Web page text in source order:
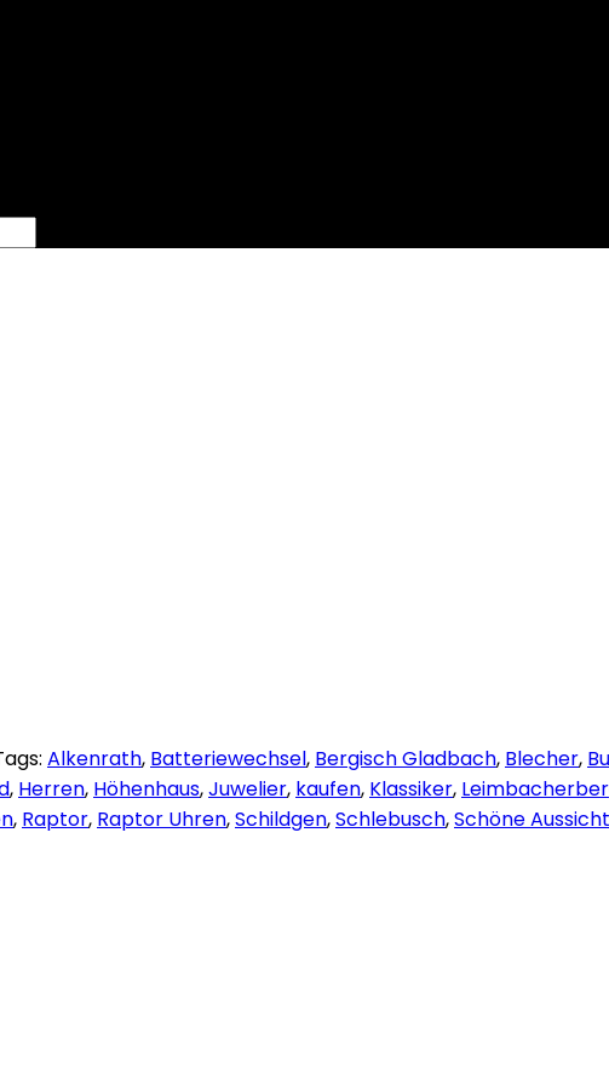
Alkenrath, Batteriewechsel, Bergisch Gladbach, Blecher,
, Herren, Höhenhaus,Juwelier, kaufen, Klassiker,
, Raptor, Raptor Uhren,Schildgen,Schlebusch,Schöne Aussicht